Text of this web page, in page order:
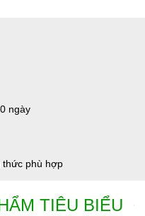
ngày
thức phù hợp
TIÊU BIỂU